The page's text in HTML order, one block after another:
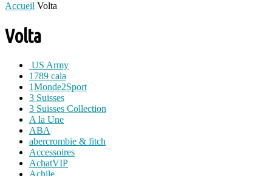
Accueil Volta
Volta
US Army
1789 cala
1Monde2Sport
3 Suisses
3 Suisses Collection
A la Une
ABA
abercrombie & fitch
Accessoires
AchatVIP
Achile